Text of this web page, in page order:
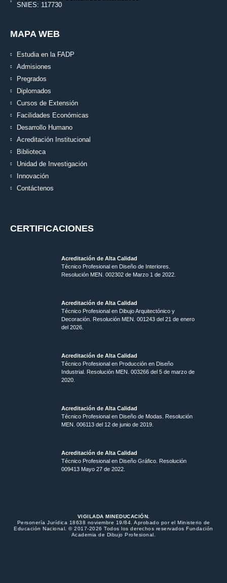
SNIES: 117730
MAPA WEB
Estudia en la FADP
Admisiones
Pregrados
Diplomados
Cursos de Extensión
Facilidades Económicas
Desarrollo Humano
Acreditación Institucional
Biblioteca
Unidad de Investigación
Innovación
Contáctenos
CERTIFICACIONES
Acreditación de Alta Calidad
Técnico Profesional en Diseño de Interiores.
Resolución MEN. 002302 de Marzo 1 de 2022.
Acreditación de Alta Calidad
Técnico Profesional en Dibujo Arquitectónico y
Decoración. Resolución MEN. 001243 del 21 de enero
del 2026.
Acreditación de Alta Calidad
Técnico Profesional en Producción en Diseño
Industrial. Resolución MEN. 003266 del 5 de marzo de
2020.
Acreditación de Alta Calidad
Técnico Profesional en Diseño de Modas. Resolución
MEN. 006113 del 12 de junio de 2019.
Acreditación de Alta Calidad
Técnico Profesional en Diseño Gráfico. Resolución
009413 Mayo 27 de 2022.
VIGILADA MINEDUCACIÓN.
Personería Jurídica 18638 noviembre 19/84. Aprobado por el Ministerio de
Educación Nacional. © 2017-2026 Todos los derechos reservados Fundación
Academia de Dibujo Profesional.